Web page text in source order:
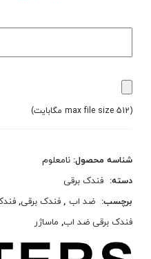
(max file size 512 مگابایت)
شناسه محصول: نامعلوم
دسته: فندک برقی
برچسب: ضد اب , فندک برقی,
فندک برقی ضد اب, ماساژر